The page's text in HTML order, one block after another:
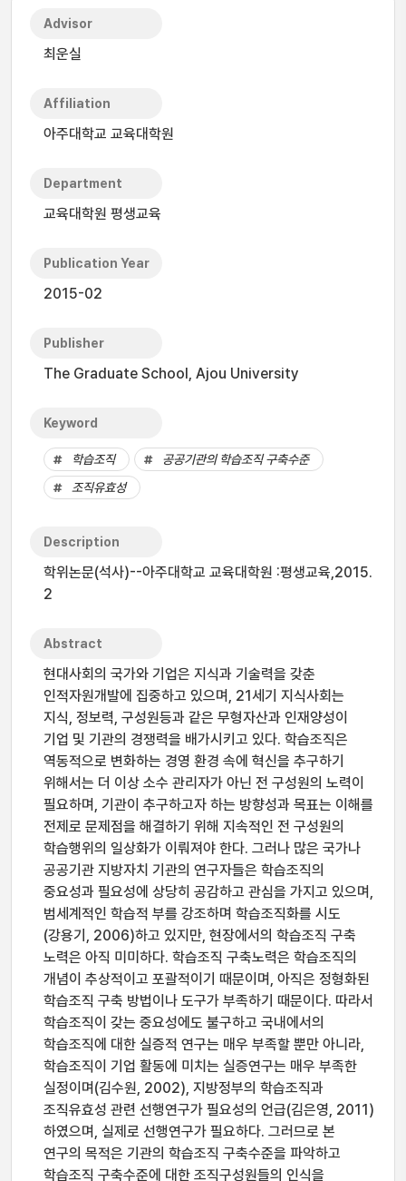
Advisor
최운실
Affiliation
아주대학교 교육대학원
Department
교육대학원 평생교육
Publication Year
2015-02
Publisher
The Graduate School, Ajou University
Keyword
학습조직
공공기관의 학습조직 구축수준
조직유효성
Description
학위논문(석사)--아주대학교 교육대학원 :평생교육,2015.
2
Abstract
현대사회의 국가와 기업은 지식과 기술력을 갖춘
인적자원개발에 집중하고 있으며, 21세기 지식사회는
지식, 정보력, 구성원등과 같은 무형자산과 인재양성이
기업 및 기관의 경쟁력을 배가시키고 있다. 학습조직은
역동적으로 변화하는 경영 환경 속에 혁신을 추구하기
위해서는 더 이상 소수 관리자가 아닌 전 구성원의 노력이
필요하며, 기관이 추구하고자 하는 방향성과 목표는 이해를
전제로 문제점을 해결하기 위해 지속적인 전 구성원의
학습행위의 일상화가 이뤄져야 한다. 그러나 많은 국가나
공공기관 지방자치 기관의 연구자들은 학습조직의
중요성과 필요성에 상당히 공감하고 관심을 가지고 있으며,
범세계적인 학습적 부를 강조하며 학습조직화를 시도
(강용기, 2006)하고 있지만, 현장에서의 학습조직 구축
노력은 아직 미미하다. 학습조직 구축노력은 학습조직의
개념이 추상적이고 포괄적이기 때문이며, 아직은 정형화된
학습조직 구축 방법이나 도구가 부족하기 때문이다. 따라서
학습조직이 갖는 중요성에도 불구하고 국내에서의
학습조직에 대한 실증적 연구는 매우 부족할 뿐만 아니라,
학습조직이 기업 활동에 미치는 실증연구는 매우 부족한
실정이며(김수원, 2002), 지방정부의 학습조직과
조직유효성 관련 선행연구가 필요성의 언급(김은영, 2011)
하였으며, 실제로 선행연구가 필요하다. 그러므로 본
연구의 목적은 기관의 학습조직 구축수준을 파악하고
학습조직 구축수준에 대한 조직구성원들의 인식을